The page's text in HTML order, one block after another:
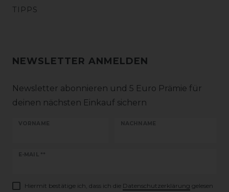
TIPPS
NEWSLETTER ANMELDEN
Newsletter abonnieren und 5 Euro Prämie für
deinen nächsten Einkauf sichern
VORNAME NACHNAME
E-MAIL **
Newsletter
Hiermit bestätige ich, dass ich die Daten­schutz­erklärung gelesen